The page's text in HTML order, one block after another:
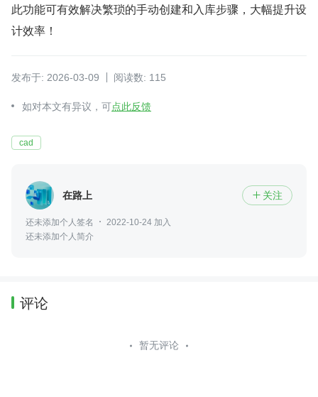
此功能可有效解决繁琐的手动创建和入库步骤，大幅提升设
计效率！
发布于: 2026-03-09 阅读数: 115
如对本文有异议，可点此反馈
cad
在路上  关注
还未添加个人签名
2022-10-24 加入
还未添加个人简介
评论
暂无评论